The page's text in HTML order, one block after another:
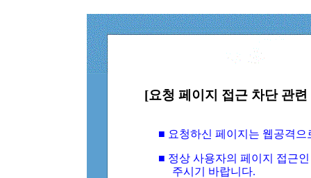
[요청 페이지 접근 차단 관
■ 요청하신 페이지는 웹공격
■ 정상 사용자의 페이지 접근
주시기 바랍니다.